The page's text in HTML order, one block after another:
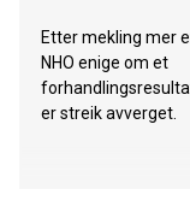
Etter mekling mer
NHO enige om et
er streik avverget.